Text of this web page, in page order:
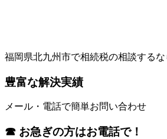
福岡県北九州市で相続税の相談する
豊富な解決実績
メール・電話で簡単お問い合わせ
☎ お急ぎの方はお電話で！